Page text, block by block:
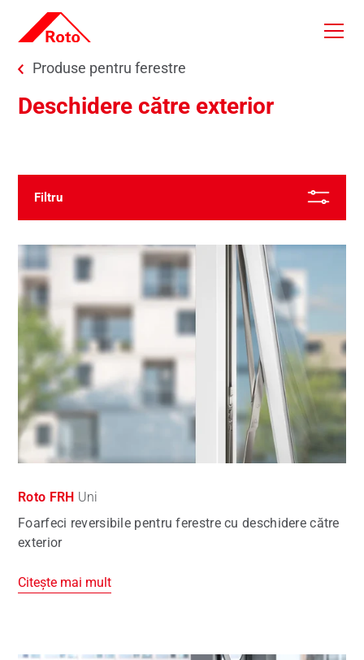
Skip to main content
You are here:
Produse pentru ferestre
Deschidere către exterior
Cele mai noi primele
Filtru
Roto FRH Uni
Foarfeci reversibile pentru ferestre cu deschidere către
exterior
Citește mai mult